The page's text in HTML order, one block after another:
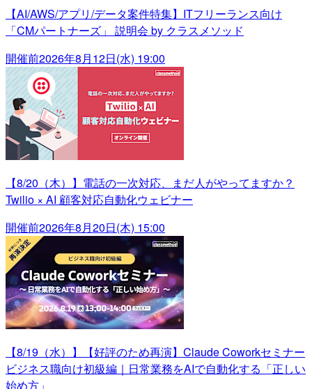
【AI/AWS/アプリ/データ案件特集】ITフリーランス向け
「CMパートナーズ」 説明会 by クラスメソッド
開催前2026年8月12日(水) 19:00
【8/20（木）】電話の一次対応、まだ人がやってますか？
Twilio × AI 顧客対応自動化ウェビナー
開催前2026年8月20日(木) 15:00
【8/19（水）】【好評のため再演】Claude Coworkセミナー
ビジネス職向け初級編｜日常業務をAIで自動化する「正しい
始め方」